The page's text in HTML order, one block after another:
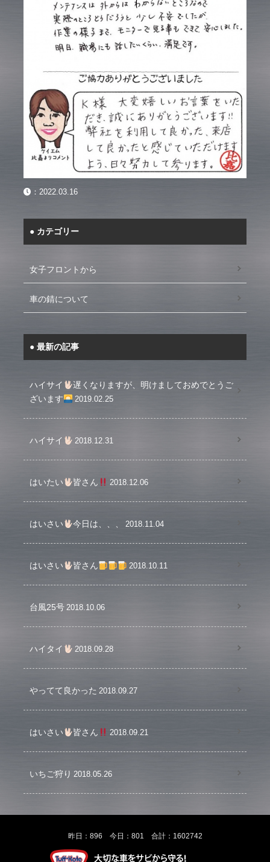
： 2022.03.16
カテゴリー
女子フロントから
車の錆について
最新の記事
ハイサイ
遅くなりますが、明けましておめでとうご
ざいます
2019.02.25
ハイサイ 2018.12.31
はいたい 皆さん 2018.12.06
はいさい 今日は、、、 2018.11.04
はいさい 皆さん 2018.10.11
台風25号 2018.10.06
ハイタイ 2018.09.28
やってて良かった 2018.09.27
はいさい 皆さん 2018.09.21
いちご狩り 2018.05.26
昨日：896 今日：801 合計：1602742